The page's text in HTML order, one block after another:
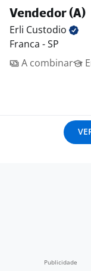
Vendedor (A)
Erli Custodio
Franca - SP
A combinar